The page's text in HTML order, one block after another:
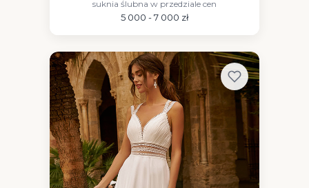
suknia ślubna w przedziale cen
5 000 - 7 000 zł